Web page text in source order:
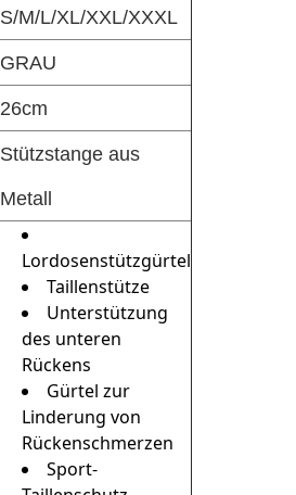
S/M/L/XL/XXL/XXXL
GRAU
26cm
Stützstange aus
Metall
Lordosenstützgürtel
Taillenstütze
Unterstützung
des unteren
Rückens
Gürtel zur
Linderung von
Rückenschmerzen
Sport-